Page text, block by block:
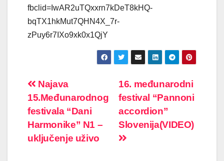
fbclid=IwAR2uTQxxrn7kDeT8kHQ-
bqTX1hkMut7QHN4X_7r-
zPuy6r7IXo9xk0x1QjY
Post
navigation
16. međunarodni
festival “Pannoni
accordion”
Slovenija(VIDEO)
Najava
15.Međunarodnog
festivala “Dani
Harmonike” N1 –
uključenje uživo